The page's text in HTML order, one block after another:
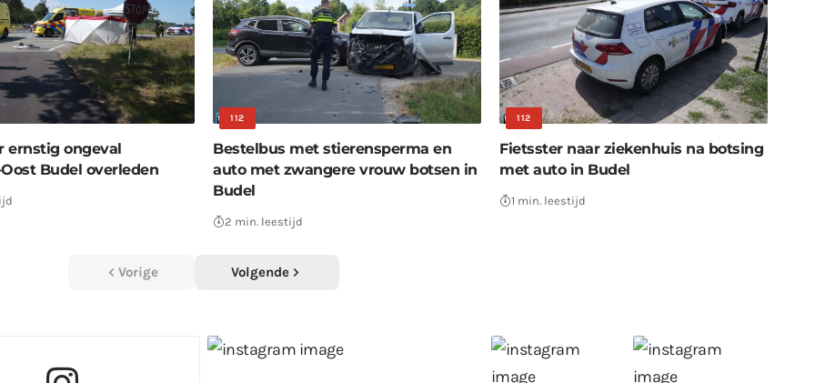
ernstig ongeval
Budel overleden
112
Bestelbus met stierensperma en
auto met zwangere vrouw botsen in
Budel
2 min. leestijd
112
Fietsster naar ziekenhuis na botsing
met auto in Budel
1 min. leestijd
Vorige Volgende